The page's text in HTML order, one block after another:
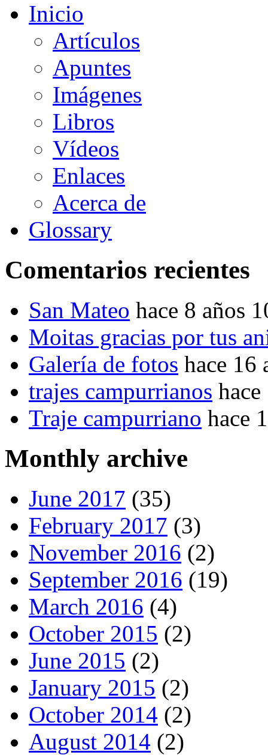
Inicio
Artículos
Apuntes
Imágenes
Libros
Vídeos
Enlaces
Acerca de
Glossary
Comentarios recientes
San Mateo hace 8 años
Moitas gracias por tus
Galería de fotos hace 16
trajes campurrianos
Traje campurriano hace
Monthly archive
June 2017 (35)
February 2017 (3)
November 2016 (2)
September 2016 (19)
March 2016 (4)
October 2015 (2)
June 2015 (2)
January 2015 (2)
October 2014 (2)
August 2014 (2)